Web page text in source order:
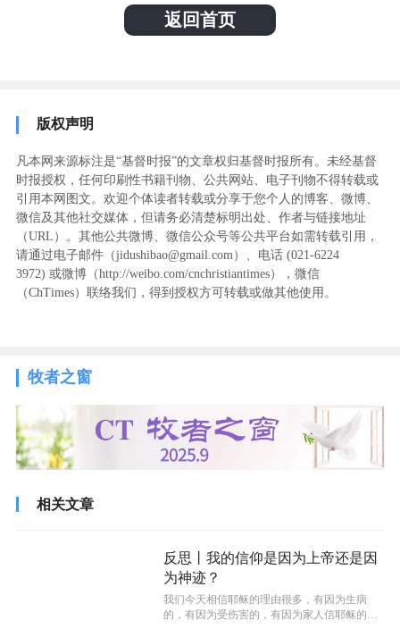
返回首页
版权声明
凡本网来源标注是“基督时报”的文章权归基督时报所有。未经基督
时报授权，任何印刷性书籍刊物、公共网站、电子刊物不得转载或
引用本网图文。欢迎个体读者转载或分享于您个人的博客、微博、
微信及其他社交媒体，但请务必清楚标明出处、作者与链接地址
（URL）。其他公共微博、微信公众号等公共平台如需转载引用，
请通过电子邮件（jidushibao@gmail.com）、电话 (021-6224
3972) ‬或微博（http://weibo.com/cnchristiantimes），微信
（ChTimes）联络我们，得到授权方可转载或做其他使用。
牧者之窗
相关文章
反思丨我的信仰是因为上帝还是因
为神迹？
我们今天相信耶稣的理由很多，有因为生病
的，有因为受伤害的，有因为家人信耶稣的，